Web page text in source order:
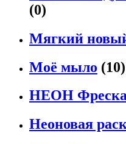
(0)
Мягкий
Моё мыло (10)
НЕОН
Неоновая